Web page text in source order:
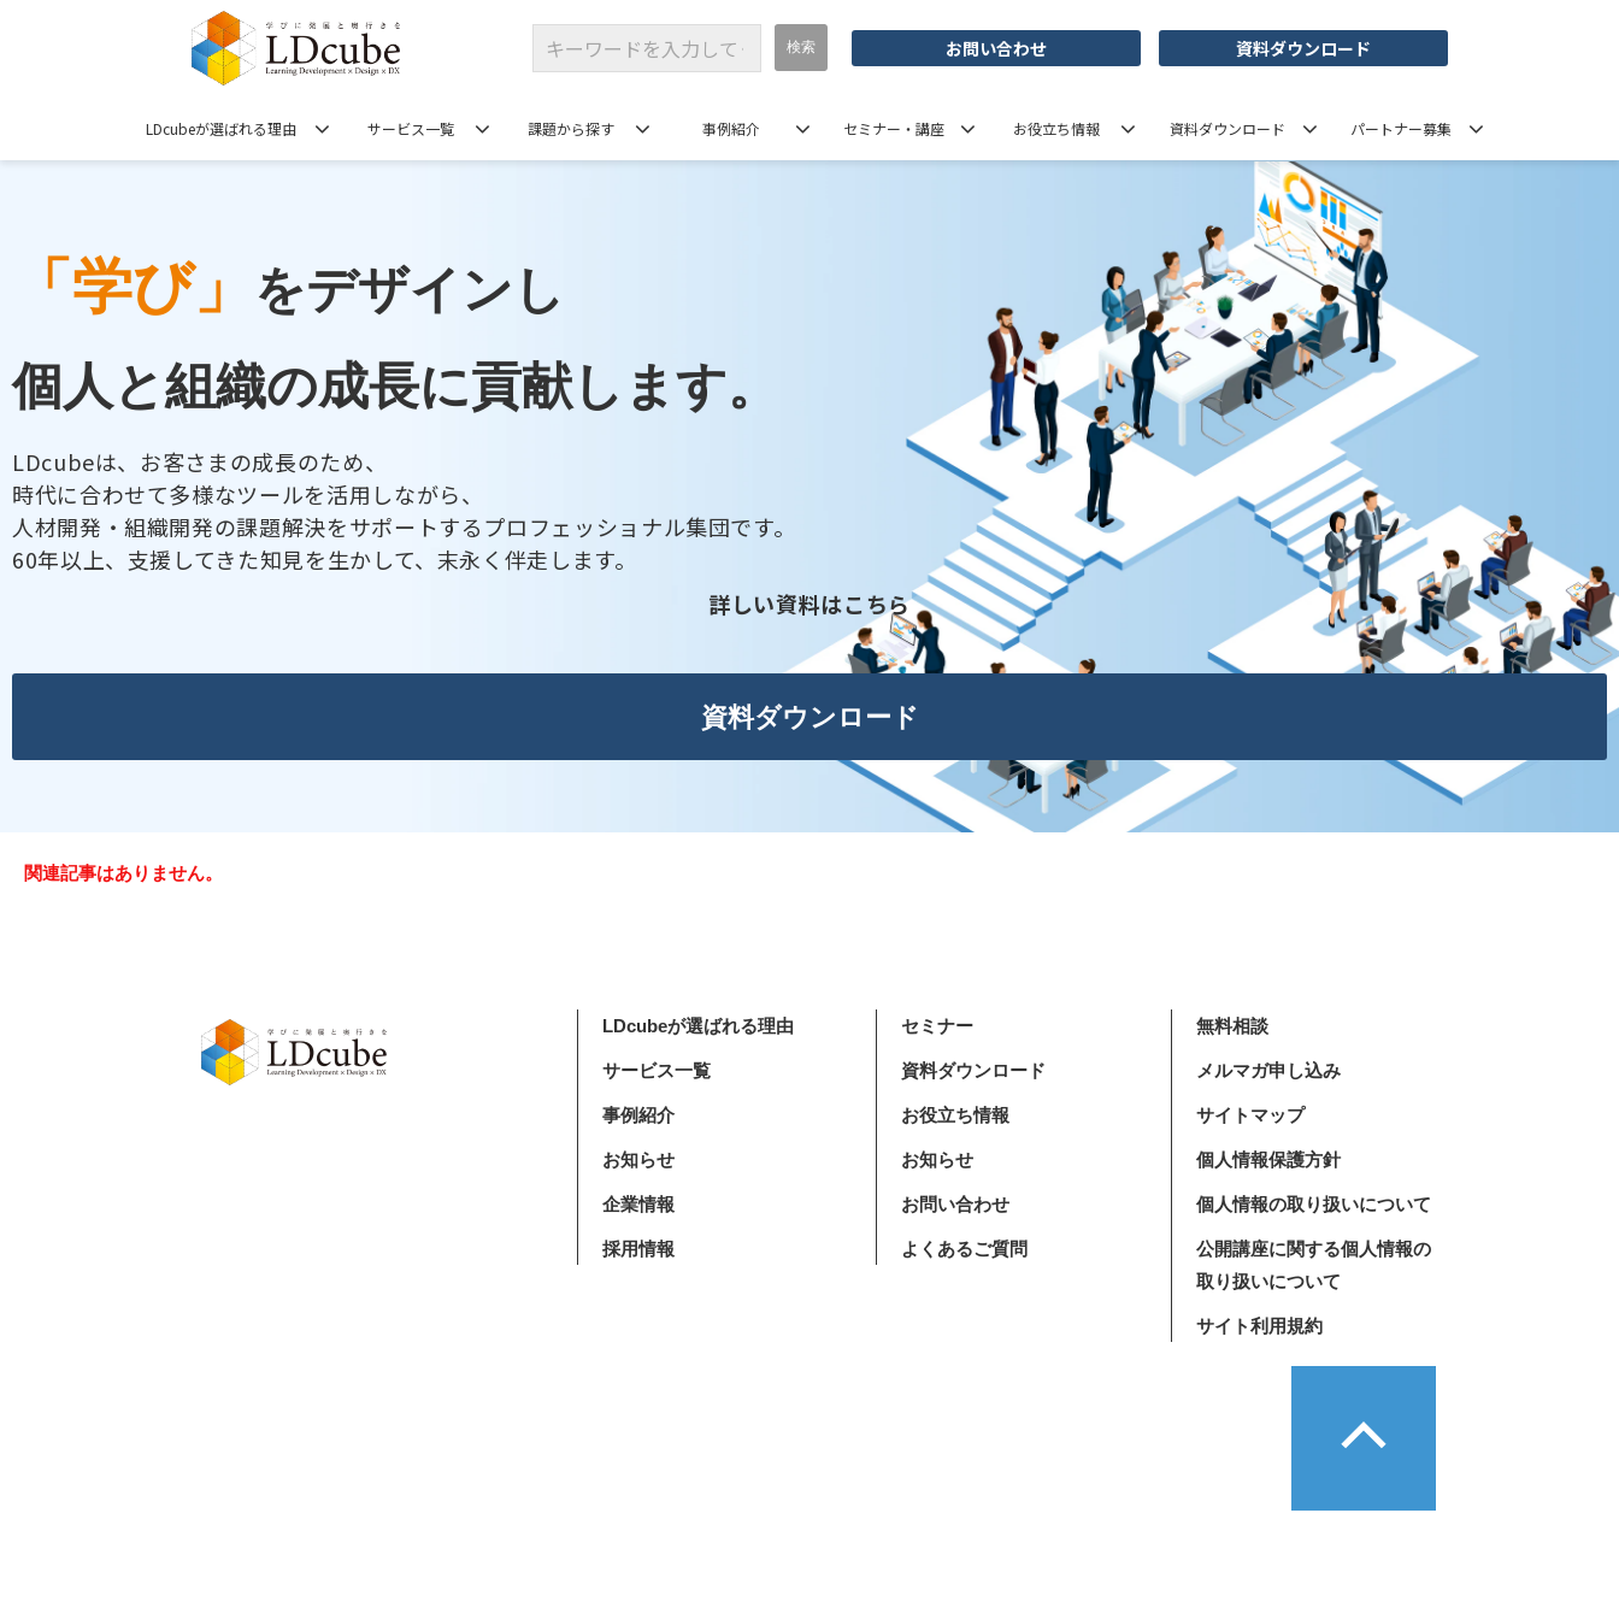
お問い合わせ 資料ダウンロード
LDcubeが選ばれる理由 サービス一覧 課題から探す 事例紹介 セミナー・講座 お役立ち情報 資料ダウンロード パートナー募集
「学び」
をデザインし
個人と組織の成長に貢献します。
LDcubeは、お客さまの成長のため、
時代に合わせて多様なツールを活用しながら、
人材開発・組織開発の課題解決をサポートするプロフェッショナル集団です。
60年以上、支援してきた知見を生かして、末永く伴走します。
詳しい資料はこちら
資料ダウンロード
関連記事はありません。
LDcubeが選ばれる理由
サービス一覧
事例紹介
お知らせ
企業情報
採用情報
セミナー
資料ダウンロード
お役立ち情報
お知らせ
お問い合わせ
よくあるご質問
無料相談
メルマガ申し込み
サイトマップ
個人情報保護方針
個人情報の取り扱いについて
公開講座に関する個人情報の
取り扱いについて
サイト利用規約